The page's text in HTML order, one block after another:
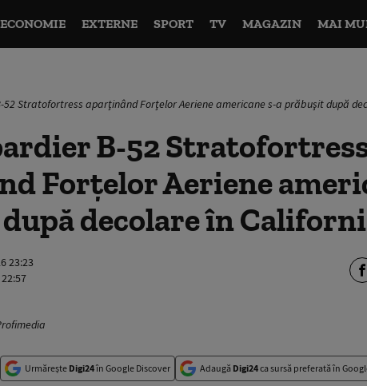
ECONOMIE EXTERNE SPORT TV MAGAZIN MAI
52 Stratofortress aparţinând Forţelor Aeriene americane s-a prăbuşit după
B-52
Forţelor Aeriene
decolare în
23:23
Urmărește Digi24în Google Discover Adaugă Digi24ca sursă preferată în